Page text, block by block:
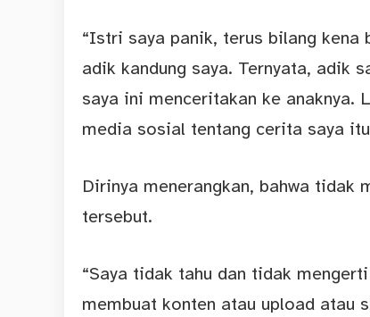
“Istri saya panik, terus bilang
adik kandung saya. Ternyata, adik
saya ini menceritakan ke anaknya.
media sosial tentang cerita saya
Dirinya menerangkan, bahwa tidak
tersebut.
“Saya tidak tahu dan tidak
membuat konten atau upload atau